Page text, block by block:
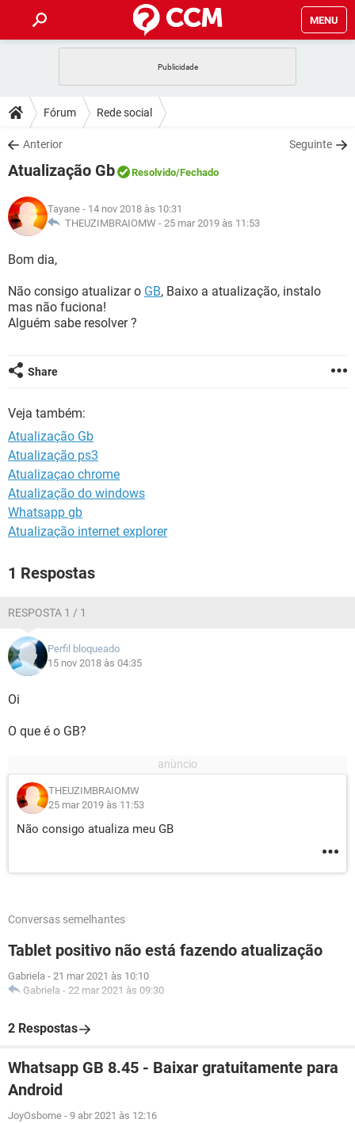
MENU
CELULAR
OUTLOOK
INSTAGRAM GMAIL
GUIA DE COMPRAS
DICAS
JOGOS
INSTAGRAM
GUIA DE COMPRAS
DOWNLOADS
JOGOS WHATSAPP
CELULAR
OUTLOOK EXCEL
INSTAGRAM
JOGOS
CELULAR
OUTLOOK
INSTAGRAM GMAIL
GUIA DE COMPRAS
GLOSSÁRIO
JOGOS
OUTLOOK
INSTAGRAM
GUIA DE COMPRAS
Fórum Rede social
Anterior Seguinte
Atualização Gb Resolvido/Fechado
Tayane - 14 nov 2018 às 10:31
THEUZIMBRAIOMW - 25 mar 2019 às 11:53
Bom dia,
Não consigo atualizar o GB, Baixo a atualização, instalo
mas não fuciona!
Alguém sabe resolver ?
Share
Veja também:
Atualização Gb
Atualização ps3
Atualizaçao chrome
Atualização do windows
Whatsapp gb
Atualização internet explorer
1 Respostas
RESPOSTA 1 / 1
Perfil bloqueado
15 nov 2018 às 04:35
Oi
O que é o GB?
THEUZIMBRAIOMW
25 mar 2019 às 11:53
Não consigo atualiza meu GB
Conversas semelhantes
Tablet positivo não está fazendo atualização
Gabriela - 21 mar 2021 às 10:10
Gabriela - 22 mar 2021 às 09:30
2 Respostas
Whatsapp GB 8.45 - Baixar gratuitamente para
Android
JoyOsborne - 9 abr 2021 às 12:16